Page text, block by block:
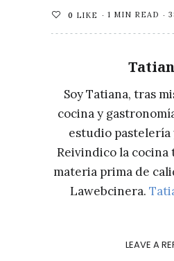
0 LIKE 1 MIN READ
Soy Tatiana, tras
cocina y
estudio pastelería
Reivindico la cocina
materia prima de
Lawebcinera.
LEAVE A